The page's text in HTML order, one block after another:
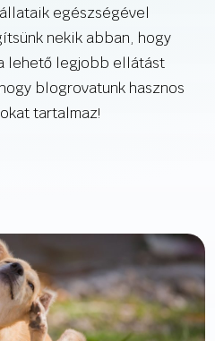
egészségével
nekik abban, hogy
lehető legjobb ellátást
blogrovatunk hasznos
tartalmaz!